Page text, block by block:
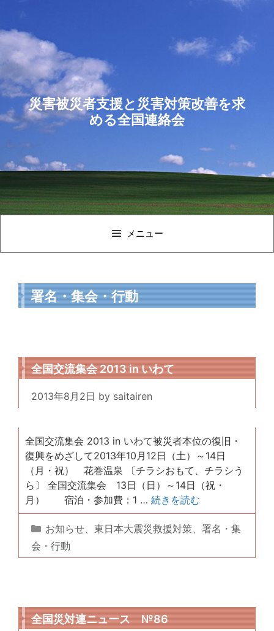
テ
ツ
へ
ス
キ
ッ
災害被災者支援と災害対策改善を求
める全国連絡会
メニュー
署名・集会・行動
全国交流集会 2013 in いわて
2013年8月2日 by saitairen
全国交流集会 2013 in いわて被災者本位の復旧・
復興をめざして2013年10月12日（土）～14日
（月・祝） 花巻温泉 〔チラシおもて、チラシう
ら〕 全国交流集会 13日（日）～14日（祝・
月） 宿泊・参加費：1 … 続きを読む
カ
テ
ゴ
お知らせ、 東日本大震災救援対策、 署名・集
会・行動
全国災対連ニュース №86